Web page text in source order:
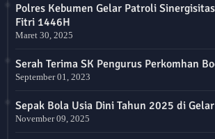
Polres Kebumen Gelar Patroli
Fitri 1446H
Maret 30, 2025
Serah Terima SK Pengurus Perkomhan
September 01, 2023
Sepak Bola Usia Dini Tahun 2025 di
November 09, 2025